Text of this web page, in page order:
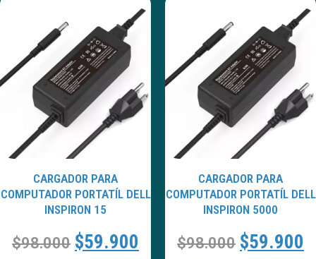
CARGADOR PARA
COMPUTADOR PORTATÍL DELL
INSPIRON 15
$98.000 $59.900
CARGADOR PARA
COMPUTADOR PORTATÍL DELL
INSPIRON 5000
$98.000 $59.900